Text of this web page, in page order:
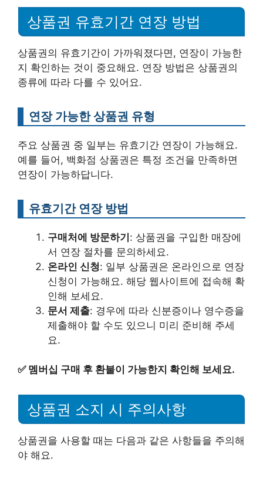
상품권 유효기간 연장 방법
상품권의 유효기간이 가까워졌다면, 연장이 가능한
지 확인하는 것이 중요해요. 연장 방법은 상품권의
종류에 따라 다를 수 있어요.
연장 가능한 상품권 유형
주요 상품권 중 일부는 유효기간 연장이 가능해요.
예를 들어, 백화점 상품권은 특정 조건을 만족하면
연장이 가능하답니다.
유효기간 연장 방법
구매처에 방문하기: 상품권을 구입한 매장에
서 연장 절차를 문의하세요.
온라인 신청: 일부 상품권은 온라인으로 연장
신청이 가능해요. 해당 웹사이트에 접속해 확
인해 보세요.
문서 제출: 경우에 따라 신분증이나 영수증을
제출해야 할 수도 있으니 미리 준비해 주세
요.
✅ 멤버십 구매 후 환불이 가능한지 확인해 보세요.
상품권 소지 시 주의사항
상품권을 사용할 때는 다음과 같은 사항들을 주의해
야 해요.